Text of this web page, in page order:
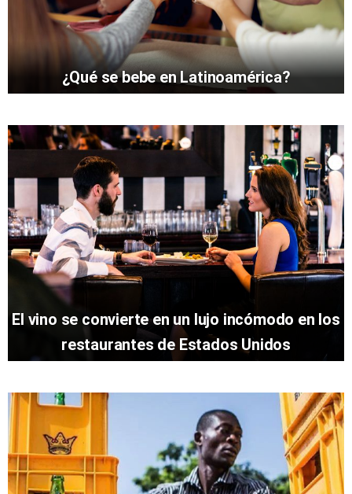
¿Qué se bebe en Latinoamérica?
El vino se convierte en un lujo incómodo en los
restaurantes de Estados Unidos